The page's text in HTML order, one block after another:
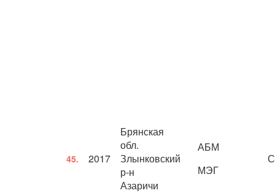
45. 2017
Брянская
обл.
Злынковский
р-н
Азаричи
АБМ
МЭГ